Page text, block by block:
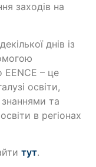
заходів на
днів із
– це
освіти,
та
в регіонах
тут.